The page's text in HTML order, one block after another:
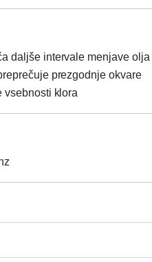
daljše intervale menjave olja
prezgodnje okvare
vsebnosti klora